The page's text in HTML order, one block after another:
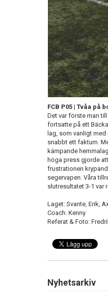
FCB P05 | Tvåa på
Det var förste man
fortsatte på ett
lag, som vanligt
snabbt ett faktum.
kämpande
höga press gjorde
frustrationen
segervapen. Våra
slutresultatet 3-1 var
Laget: Svante, Erik,
Coach: Kenny
Referat & Foto:
Nyhetsarkiv